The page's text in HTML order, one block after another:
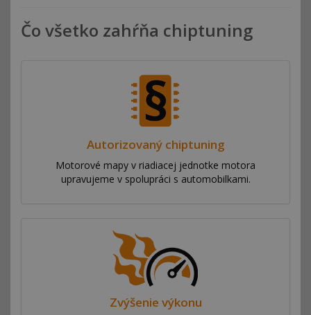
Čo všetko zahŕňa chiptuning
Autorizovaný chiptuning
Motorové mapy v riadiacej jednotke motora
upravujeme v spolupráci s automobilkami.
Zvýšenie výkonu